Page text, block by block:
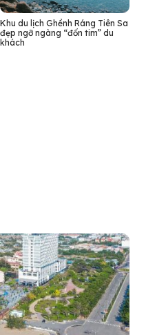
Khu du lịch Ghềnh Ráng Tiên Sa
đẹp ngỡ ngàng “đốn tim” du
khách